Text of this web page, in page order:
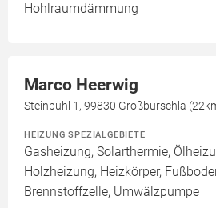
Hohlraumdämmung
Marco Heerwig
Steinbühl 1, 99830 Großburschla
HEIZUNG SPEZIALGEBIETE
Gasheizung, Solarthermie,
Holzheizung, Heizkörper,
Brennstoffzelle, Umwälzpumpe